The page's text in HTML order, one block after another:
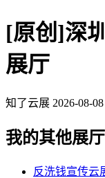
[原创]深
展厅
知了云展 2026-08-
我的其他展厅
反洗钱宣传云